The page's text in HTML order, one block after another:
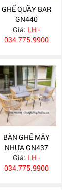
GHẾ QUẦY BAR
GN440
Giá: LH -
034.775.9900
BÀN GHẾ MÂY
NHỰA GN437
Giá: LH -
034.775.9900